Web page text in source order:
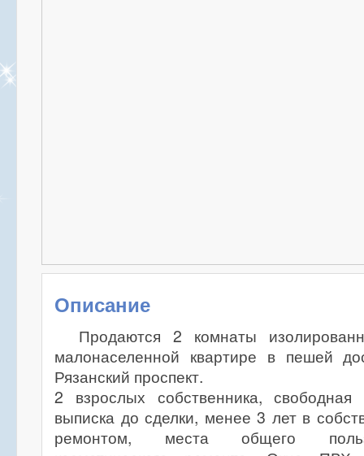
Описание
Продаются 2 комнаты
малонаселенной квартире в пешей
Рязанский проспект.
2 взрослых собственника,
выписка до сделки, менее 3 лет в
ремонтом, места общего